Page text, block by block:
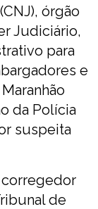
órgão
Judiciário,
para
e
da Polícia
suspeita
corregedor
de